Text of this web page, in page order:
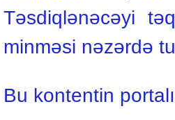
Təsdiqlənəcəyi
minməsi nəzərdə
Bu kontentin